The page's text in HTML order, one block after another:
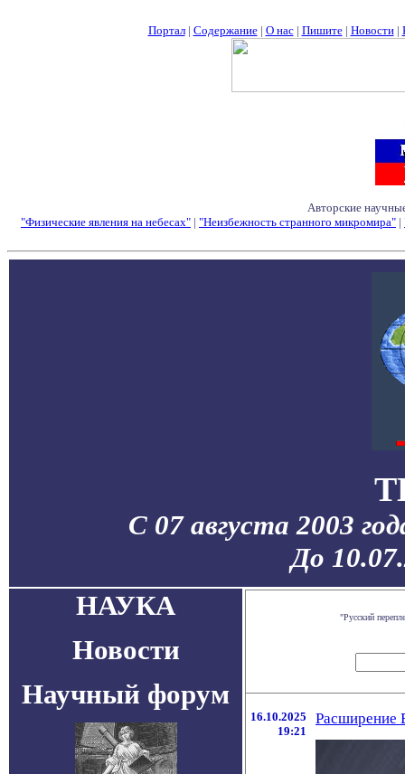
Портал| Содержание| О нас| Пишите| Новости|
Авторские
"Физические явления на небесах" | "Неизбежность странного микромира" |
С 07 августа 2003
До
НАУКА
Новости
Научный форум
"Русский
16.10.2025
19:21
Расширение